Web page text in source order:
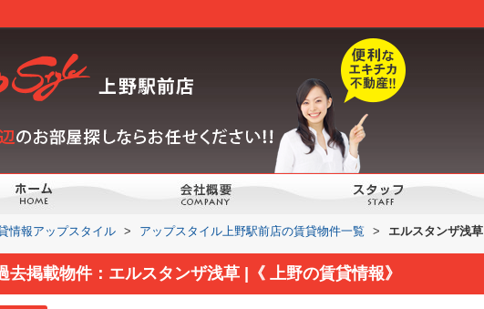
情報アップスタイル > アップスタイル上野駅前店の賃貸物件一覧 > エルスタンザ浅草
去掲載物件：エルスタンザ浅草 |《 上野の賃貸情報》